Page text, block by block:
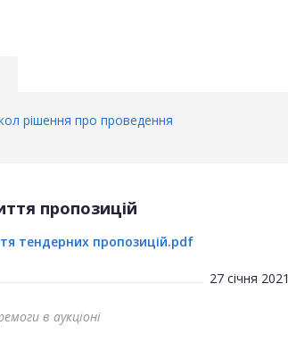
рішення про проведення
пропозицій
тендерних пропозицій.pdf
27 січня 2021
в аукціоні